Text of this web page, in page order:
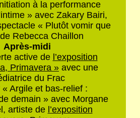
à la performance
» avec Zakary Bairi,
« Plutôt vomir que
Rebecca Chaillon
Après-midi
active de l’exposition
Primavera » avec une
du Frac
« Argile et bas-relief :
demain » avec Morgane
artiste de l’exposition